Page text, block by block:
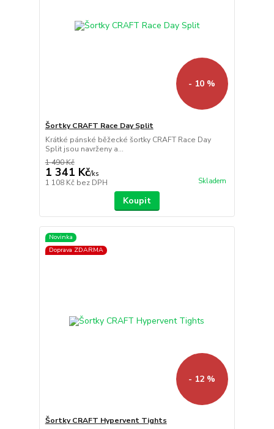
- 10 %
Šortky CRAFT Race Day Split
Krátké pánské běžecké šortky CRAFT Race Day
Split jsou navrženy a...
1 490 Kč
1 341 Kč/ks
1 108 Kč bez DPH Skladem
Koupit
Novinka
Doprava ZDARMA
- 12 %
Šortky CRAFT Hypervent Tights